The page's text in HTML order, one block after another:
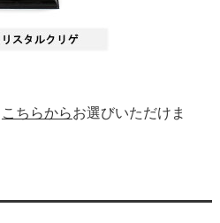
こちらからお選びいただけま